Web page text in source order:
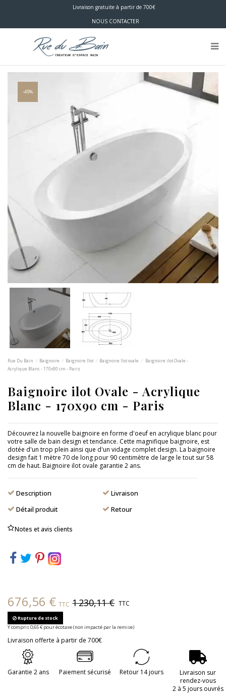
Livraison gratuite à partir de 700€
NOUS CONTACTER
-45%
Rue Du Bain Baignoire Baignoire îlot Baignoire îlot ovale
Baignoire ilot Ovale -
Acrylique Blanc - 170x90 cm - Paris
Baignoire ilot Ovale - Acrylique
Blanc - 170x90 cm - Paris
Découvrez la nouvelle baignoire en forme d'oeuf en acrylique blanc pour
votre salle de bain design et tendance. Cette magnifique baignoire, est
dotée d'un trop plein ainsi que d'un vidage complet design. La baignoire
design fait 1 mètre 70 de long pour 90 centimètre de large le tout sur 58
cm de haut. Baignoire ilot ovale garantie 2 ans.
Description
Détail produit
Notes et avis clients
Livraison
Retour
676,56 € TTC 1 230,11 € TTC
Rupture de stock
Y compris 0,65 € pour écotaxe (non impacté par la remise)
Livraison offerte à partir de 700€
Garantie 2 ans Paiement sécurisé Retour 14 jours
Livraison sur
rendez-vous
2 à 5 jours ouvrés